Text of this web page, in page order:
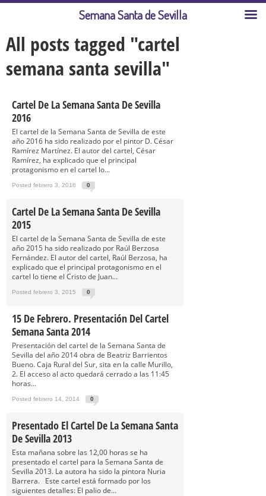
All posts tagged "cartel
semana santa sevilla"
Cartel De La Semana Santa De Sevilla
2016
El cartel de la Semana Santa de Sevilla de este
año 2016 ha sido realizado por el pintor D. César
Ramírez Martínez. El autor del cartel, César
Ramírez, ha explicado que el principal
protagonismo en el cartel lo...
Posted febrero 3, 2016 0
Cartel De La Semana Santa De Sevilla
2015
El cartel de la Semana Santa de Sevilla de este
año 2015 ha sido realizado por Raúl Berzosa
Fernández. El autor del cartel, Raúl Berzosa, ha
explicado que el principal protagonismo en el
cartel lo tiene el Cristo de Juan...
Posted febrero 3, 2015 0
15 De Febrero. Presentación Del Cartel
Semana Santa 2014
Presentación del cartel de la Semana Santa de
Sevilla del año 2014 obra de Beatriz Barrientos
Bueno. Caja Rural del Sur, sita en la calle Murillo,
2. El acceso al acto quedará cerrado a las 11:45
horas...
Posted febrero 14, 2014 0
Presentado El Cartel De La Semana Santa
De Sevilla 2013
Esta mañana sobre las 12,00 horas se ha
presentado el cartel para la Semana Santa de
Sevilla 2013. La autora ha sido la pintora Nuria
Barrera. Este cartel está formado por los
siguientes detalles: El palio de...
Semana Santa de Sevilla